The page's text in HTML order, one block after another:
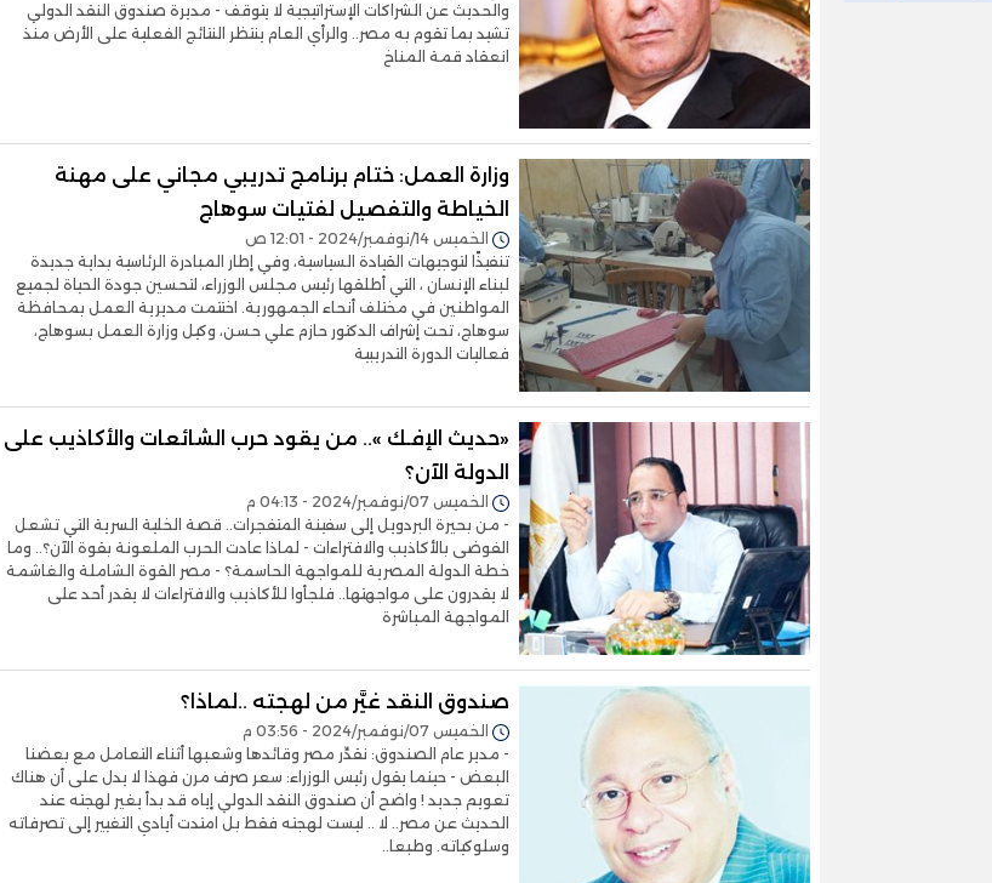
والحديث عن الشراكات الإستراتيجية لا يتوقف - مديرة صندوق النقد الدولي
تشيد بما تقوم به مصر.. والرأي العام ينتظر النتائج الفعلية على الأرض منذ
انعقاد قمة المناخ
وزارة العمل: ختام برنامج تدريبي مجاني على مهنة
الخياطة والتفصيل لفتيات سوهاج
الخميس 14/نوفمبر/2024 - 12:01 ص
تنفيذًا لتوجيهات القيادة السياسية، وفي إطار المبادرة الرئاسية بداية جديدة
لبناء الإنسان ، التي أطلقها رئيس مجلس الوزراء، لتحسين جودة الحياة لجميع
المواطنين في مختلف أنحاء الجمهورية. اختتمت مديرية العمل بمحافظة
سوهاج، تحت إشراف الدكتور حازم علي حسن، وكيل وزارة العمل بسوهاج،
فعاليات الدورة التدريبية
«حديث الإفـك ».. من يقود حرب الشائعات والأكاذيب على
الدولة الآن؟
الخميس 07/نوفمبر/2024 - 04:13 م
- من بحيرة البردويل إلى سفينة المتفجرات.. قصة الخلية السرية التي تشعل
الفوضى بالأكاذيب والافتراءات - لماذا عادت الحرب الملعونة بقوة الآن؟.. وما
خطة الدولة المصرية للمواجهة الحاسمة؟ - مصر القوة الشاملة والغاشمة
لا يقدرون على مواجهتها.. فلجأوا للأكاذيب والافتراءات لا يقدر أحد على
المواجهة المباشرة
صندوق النقد غيَّر من لهجته ..لماذا؟
الخميس 07/نوفمبر/2024 - 03:56 م
- مدير عام الصندوق: نقدِّر مصر وقائدها وشعبها أثناء التعامل مع بعضنا
البعض - حينما يقول رئيس الوزراء: سعر صرف مرن فهذا لا يدل على أن هناك
تعويم جديد ! واضح أن صندوق النقد الدولي إياه قد بدأ يغير لهجته عند
الحديث عن مصر.. لا .. ليست لهجته فقط بل امتدت أيادي التغيير إلى تصرفاته
وسلوكياته. وطبعا..